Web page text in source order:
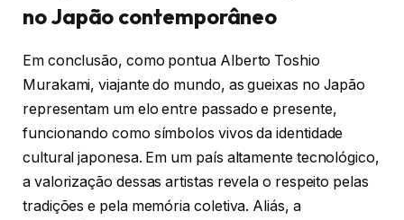
no Japão contemporâneo
Em conclusão, como pontua Alberto Toshio
Murakami, viajante do mundo, as gueixas no Japão
representam um elo entre passado e presente,
funcionando como símbolos vivos da identidade
cultural japonesa. Em um país altamente tecnológico,
a valorização dessas artistas revela o respeito pelas
tradições e pela memória coletiva. Aliás, a